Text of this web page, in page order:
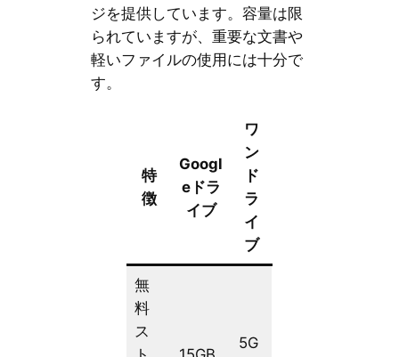
ジを提供しています。容量は限
られていますが、重要な文書や
軽いファイルの使用には十分で
す。
特
徴
Googl
eドラ
イブ
ワ
ン
ド
ラ
イ
ブ
無
料
ス
5G